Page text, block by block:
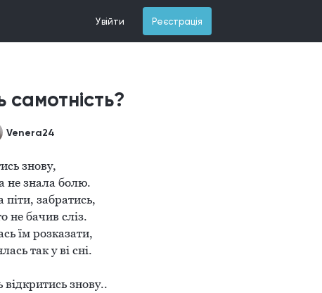
Увійти Реєстрація
самотність?
Venera24
знову,
знала болю.
піти, забратись,
не бачив сліз.
їм розказати,
так у ві сні.
знову..